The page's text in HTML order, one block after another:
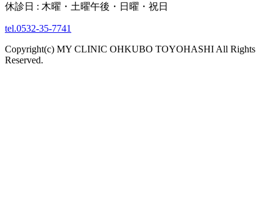
休診日 : 木曜・土曜午後・日曜・祝日
tel.0532-35-7741
Copyright(c) MY CLINIC OHKUBO TOYOHASHI All Rights
Reserved.